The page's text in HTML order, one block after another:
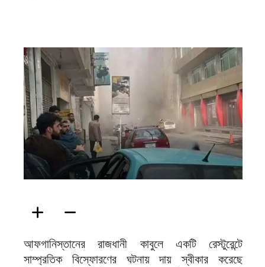
আফগানিস্তানের রাজধানী কাবুলে একটি রেস্টুরেন্টে
সাম্প্রতিক বিস্ফোরণের ঘটনায় দায় স্বীকার করেছে